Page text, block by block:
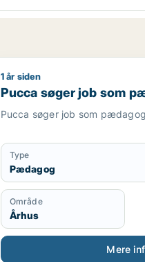
Pucca søger job som
1 år siden
Pucca søger job som
Pucca søger job som pædagog
Type
Pædagog
Område
Århus
Mere